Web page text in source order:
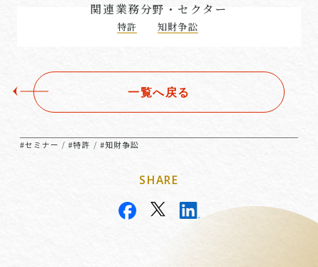
関連業務分野・セクター
特許 知財争訟
一覧へ戻る
#セミナー /#特許 / #知財争訟
SHARE